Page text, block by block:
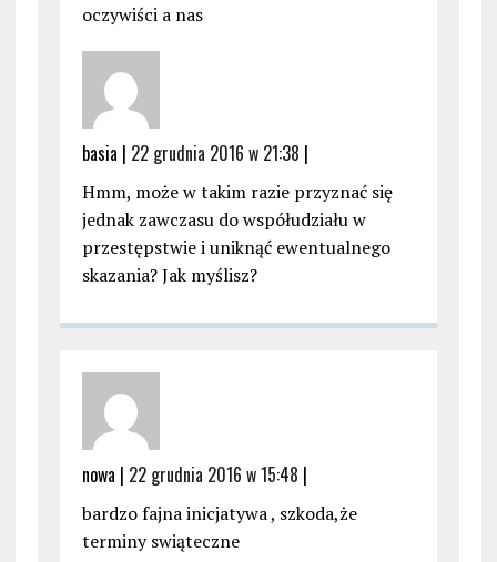
oczywiści a nas
basia | 22 grudnia 2016 w 21:38 |
Hmm, może w takim razie przyznać się
jednak zawczasu do współudziału w
przestępstwie i uniknąć ewentualnego
skazania? Jak myślisz?
nowa | 22 grudnia 2016 w 15:48 |
bardzo fajna inicjatywa , szkoda,że
terminy swiąteczne